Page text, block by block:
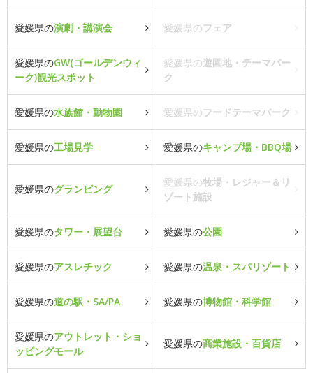
愛媛県の演劇・講演会 愛媛県のフェア
愛媛県のGW(ゴールデンウィ
ーク)観光スポット
愛媛県の遊園地・テーマパー
ク
愛媛県の水族館・動物園 愛媛県のフードテーマパーク
愛媛県の工場見学 愛媛県のキャンプ場・BBQ場
愛媛県のグランピング
愛媛県の牧場・レジャー＆リ
ゾート施設
愛媛県のタワー・展望台 愛媛県の公園
愛媛県のアスレチック 愛媛県の温泉・スパリゾート
愛媛県の道の駅・SA/PA 愛媛県の博物館・科学館
愛媛県のアウトレット・ショ
ッピングモール
愛媛県の商業施設・百貨店